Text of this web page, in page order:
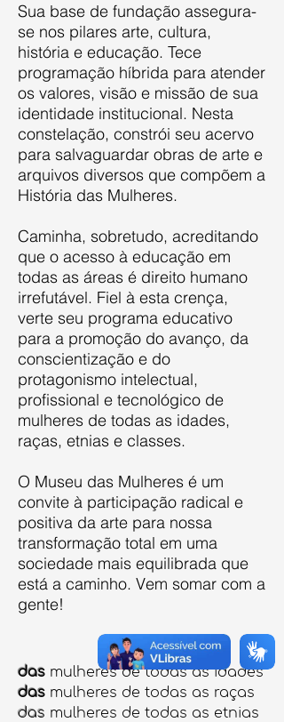
das mulheres de todas as idades
das mulheres de todas as raças
das mulheres de todas as etnias
Sua base de fundação assegura-
se nos pilares arte, cultura,
história e educação. Tece
programação híbrida para atender
os valores, visão e missão de sua
identidade institucional. Nesta
constelação, constrói seu acervo
para salvaguardar obras de arte e
arquivos diversos que compõem a
História das Mulheres.
Caminha, sobretudo, acreditando
que o acesso à educação em
todas as áreas é direito humano
irrefutável. Fiel à esta crença,
verte seu programa educativo
para a promoção do avanço, da
conscientização e do
protagonismo intelectual,
profissional e tecnológico de
mulheres de todas as idades,
raças, etnias e classes.
O Museu das Mulheres é um
convite à participação radical e
positiva da arte para nossa
transformação total em uma
sociedade mais equilibrada que
está a caminho. Vem somar com a
gente!